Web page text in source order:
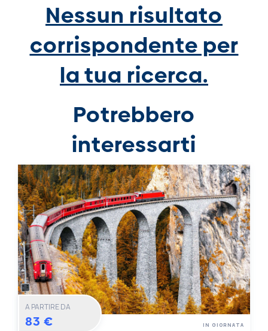
Nessun risultato
corrispondente per
la tua ricerca.
Potrebbero
interessarti
A PARTIRE DA
83 € IN GIORNATA